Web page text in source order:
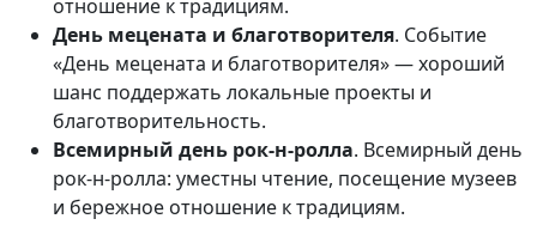
отношение к традициям.
День мецената и благотворителя. Событие
«День мецената и благотворителя» — хороший
шанс поддержать локальные проекты и
благотворительность.
Всемирный день рок-н-ролла. Всемирный день
рок-н-ролла: уместны чтение, посещение музеев
и бережное отношение к традициям.